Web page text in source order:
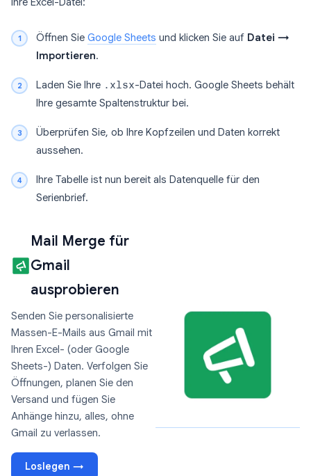
Öffnen Sie Google Sheets und klicken Sie auf Datei →
Importieren.
Laden Sie Ihre .xlsx-Datei hoch. Google Sheets behält
Ihre gesamte Spaltenstruktur bei.
Überprüfen Sie, ob Ihre Kopfzeilen und Daten korrekt
aussehen.
Ihre Tabelle ist nun bereit als Datenquelle für den
Serienbrief.
Mail Merge für
Gmail
ausprobieren
Senden Sie personalisierte
Massen-E-Mails aus Gmail mit
Ihren Excel- (oder Google
Sheets-) Daten. Verfolgen Sie
Öffnungen, planen Sie den
Versand und fügen Sie
Anhänge hinzu, alles, ohne
Gmail zu verlassen.
Loslegen →